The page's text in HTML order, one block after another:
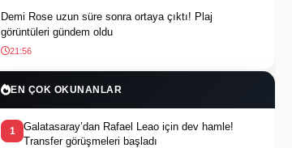
Demi Rose uzun süre sonra ortaya çıktı! Plaj
görüntüleri gündem oldu
21:56
EN ÇOK OKUNANLAR
1
Galatasaray’dan Rafael Leao için dev hamle!
Transfer görüşmeleri başladı